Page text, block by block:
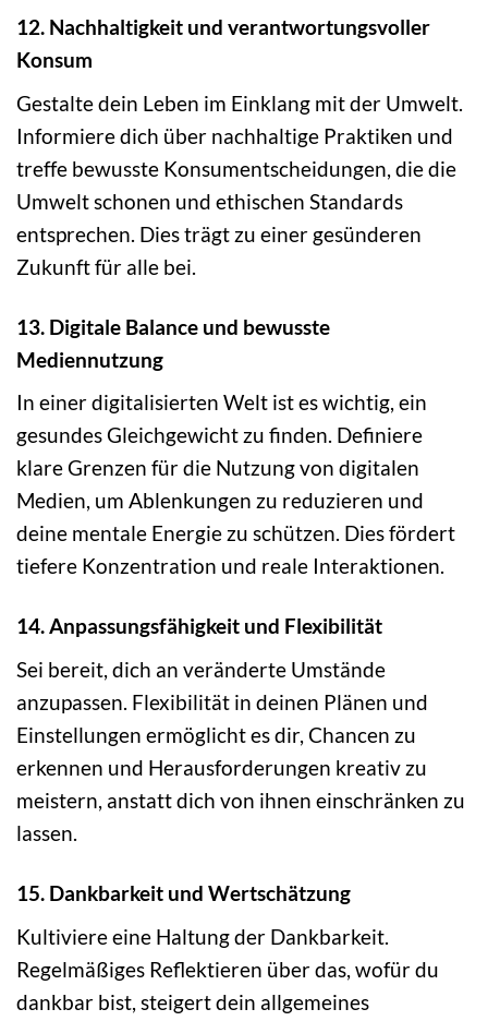
12. Nachhaltigkeit und verantwortungsvoller
Konsum
Gestalte dein Leben im Einklang mit der Umwelt.
Informiere dich über nachhaltige Praktiken und
treffe bewusste Konsumentscheidungen, die die
Umwelt schonen und ethischen Standards
entsprechen. Dies trägt zu einer gesünderen
Zukunft für alle bei.
13. Digitale Balance und bewusste
Mediennutzung
In einer digitalisierten Welt ist es wichtig, ein
gesundes Gleichgewicht zu finden. Definiere
klare Grenzen für die Nutzung von digitalen
Medien, um Ablenkungen zu reduzieren und
deine mentale Energie zu schützen. Dies fördert
tiefere Konzentration und reale Interaktionen.
14. Anpassungsfähigkeit und Flexibilität
Sei bereit, dich an veränderte Umstände
anzupassen. Flexibilität in deinen Plänen und
Einstellungen ermöglicht es dir, Chancen zu
erkennen und Herausforderungen kreativ zu
meistern, anstatt dich von ihnen einschränken zu
lassen.
15. Dankbarkeit und Wertschätzung
Kultiviere eine Haltung der Dankbarkeit.
Regelmäßiges Reflektieren über das, wofür du
dankbar bist, steigert dein allgemeines